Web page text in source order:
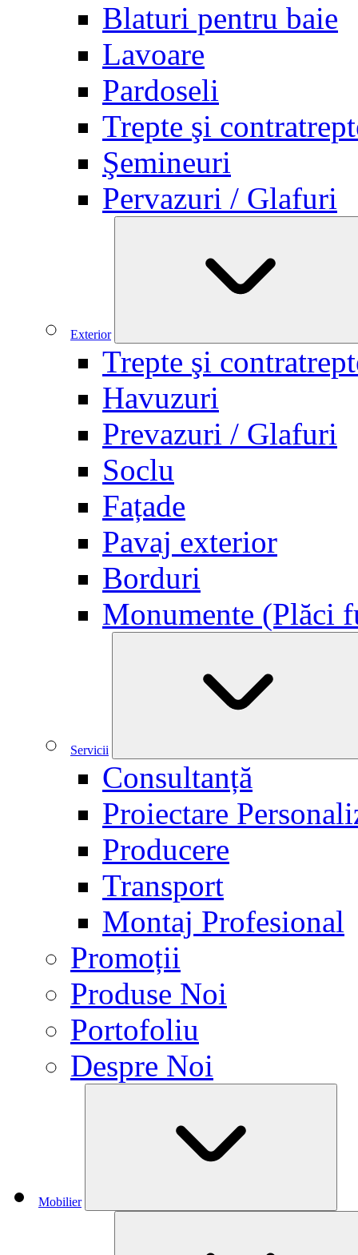
Blaturi pentru baie
Lavoare
Pardoseli
Trepte şi
Şemineuri
Pervazuri / Glafuri
Exterior
Trepte şi
Havuzuri
Prevazuri / Glafuri
Soclu
Fațade
Pavaj exterior
Borduri
Monumente (Plăci
Servicii
Consultanță
Proiectare
Producere
Transport
Montaj Profesional
Promoții
Produse Noi
Portofoliu
Despre Noi
Mobilier